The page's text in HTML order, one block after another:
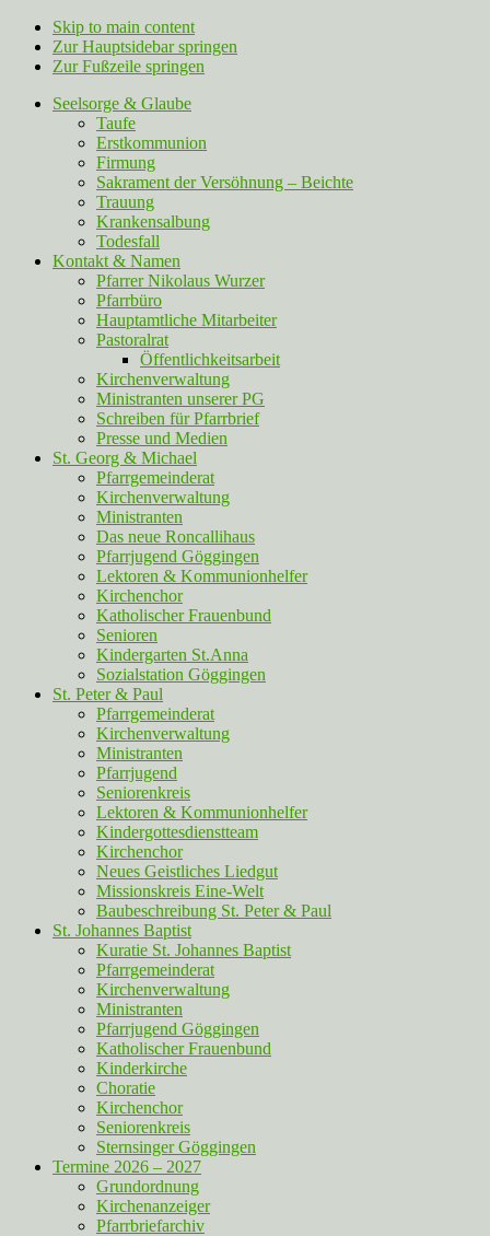
Skip to main content
Zur Hauptsidebar springen
Zur Fußzeile springen
Seelsorge & Glaube
Taufe
Erstkommunion
Firmung
Sakrament der Versöhnung – Beichte
Trauung
Krankensalbung
Todesfall
Kontakt & Namen
Pfarrer Nikolaus Wurzer
Pfarrbüro
Hauptamtliche Mitarbeiter
Pastoralrat
Öffentlichkeitsarbeit
Kirchenverwaltung
Ministranten unserer PG
Schreiben für Pfarrbrief
Presse und Medien
St. Georg & Michael
Pfarrgemeinderat
Kirchenverwaltung
Ministranten
Das neue Roncallihaus
Pfarrjugend Göggingen
Lektoren & Kommunionhelfer
Kirchenchor
Katholischer Frauenbund
Senioren
Kindergarten St.Anna
Sozialstation Göggingen
St. Peter & Paul
Pfarrgemeinderat
Kirchenverwaltung
Ministranten
Pfarrjugend
Seniorenkreis
Lektoren & Kommunionhelfer
Kindergottesdienstteam
Kirchenchor
Neues Geistliches Liedgut
Missionskreis Eine-Welt
Baubeschreibung St. Peter & Paul
St. Johannes Baptist
Kuratie St. Johannes Baptist
Pfarrgemeinderat
Kirchenverwaltung
Ministranten
Pfarrjugend Göggingen
Katholischer Frauenbund
Kinderkirche
Choratie
Kirchenchor
Seniorenkreis
Sternsinger Göggingen
Termine 2026 – 2027
Grundordnung
Kirchenanzeiger
Pfarrbriefarchiv